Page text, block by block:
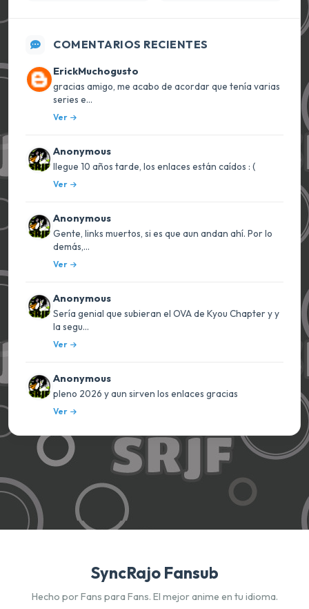
COMENTARIOS RECIENTES
ErickMuchogusto
gracias amigo, me acabo de acordar que tenía varias
series e...
Ver
Anonymous
llegue 10 años tarde, los enlaces están caídos : (
Ver
Anonymous
Gente, links muertos, si es que aun andan ahí. Por lo
demás,...
Ver
Anonymous
Sería genial que subieran el OVA de Kyou Chapter y y
la segu...
Ver
Anonymous
pleno 2026 y aun sirven los enlaces gracias
Ver
SyncRajo Fansub
Hecho por Fans para Fans. El mejor anime en tu idioma.